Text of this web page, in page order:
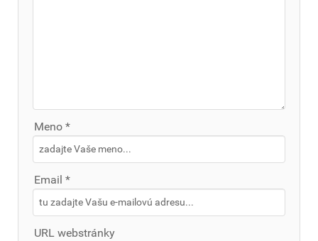
Meno *
Email *
URL webstránky